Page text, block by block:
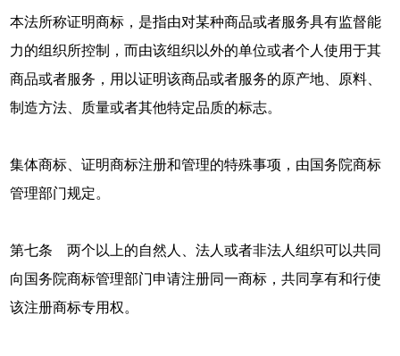
本法所称证明商标，是指由对某种商品或者服务具有监督能
力的组织所控制，而由该组织以外的单位或者个人使用于其
商品或者服务，用以证明该商品或者服务的原产地、原料、
制造方法、质量或者其他特定品质的标志。
集体商标、证明商标注册和管理的特殊事项，由国务院商标
管理部门规定。
第七条 两个以上的自然人、法人或者非法人组织可以共同
向国务院商标管理部门申请注册同一商标，共同享有和行使
该注册商标专用权。